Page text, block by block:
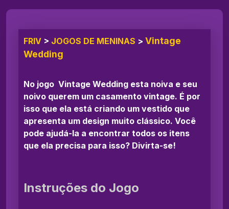
FRIV > JOGOS DE MENINAS > Vintage
Wedding
No jogo Vintage Wedding esta noiva e seu
noivo querem um casamento vintage. É por
isso que ela está criando um vestido que
apresenta um design muito clássico. Você
pode ajudá-la a encontrar todos os itens
que ela precisa para isso? Divirta-se!
Instruções do Jogo